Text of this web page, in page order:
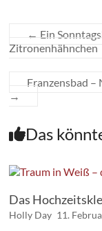
← Ein
Zitronenhähnchen
Franzensbad –
→
Das
Das
Holly Day 11.